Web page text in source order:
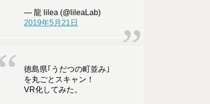
— 龍 lilea (@lileaLab)
2019年5月21日
徳島県｢うだつの町並み｣
を丸ごとスキャン！
VR化してみた。